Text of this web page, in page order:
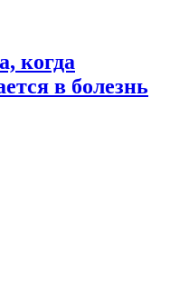
когда
в болезнь